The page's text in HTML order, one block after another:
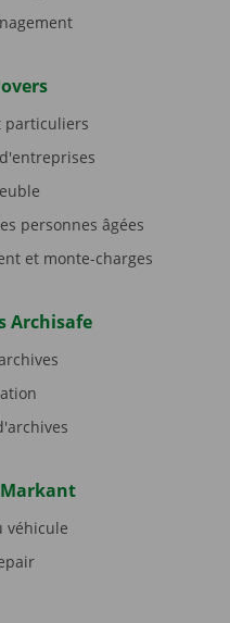
particuliers
personnes âgées
et monte-charges
Archisafe
véhicule